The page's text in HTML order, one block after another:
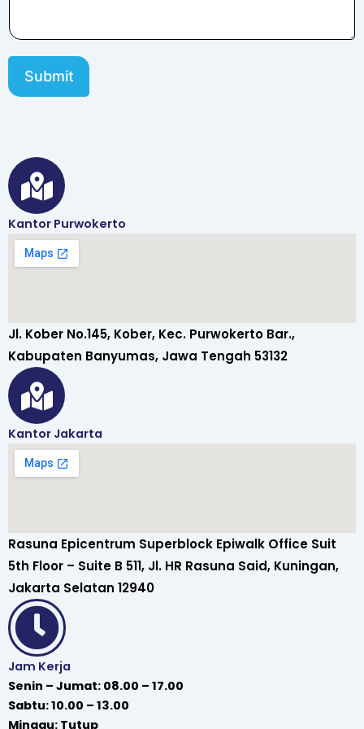
Submit
Kantor Purwokerto
Jl. Kober No.145, Kober, Kec. Purwokerto Bar.,
Kabupaten Banyumas, Jawa Tengah 53132
Kantor Jakarta
Rasuna Epicentrum Superblock Epiwalk Office Suit
5th Floor – Suite B 511, Jl. HR Rasuna Said, Kuningan,
Jakarta Selatan 12940
Jam Kerja
Senin – Jumat: 08.00 – 17.00
Sabtu: 10.00 – 13.00
Minggu: Tutup